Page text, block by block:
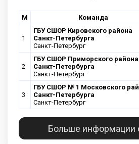
М Команда
1
ГБУ СШОР Кировского района
Санкт-Петербурга
Санкт-Петербург
2
ГБУ СШОР Приморского района
Санкт-Петербурга
Санкт-Петербург
3
ГБУ СШОР № 1 Московского
Санкт-Петербурга
Санкт-Петербург
Больше информации